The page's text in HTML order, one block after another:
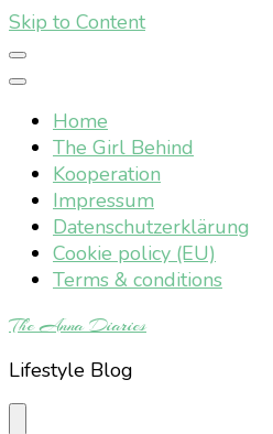
Skip to Content
Home
The Girl Behind
Kooperation
Impressum
Datenschutzerklärung
Cookie policy (EU)
Terms & conditions
The Anna Diaries
Lifestyle Blog